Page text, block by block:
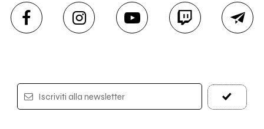
Iscriviti alla newsletter